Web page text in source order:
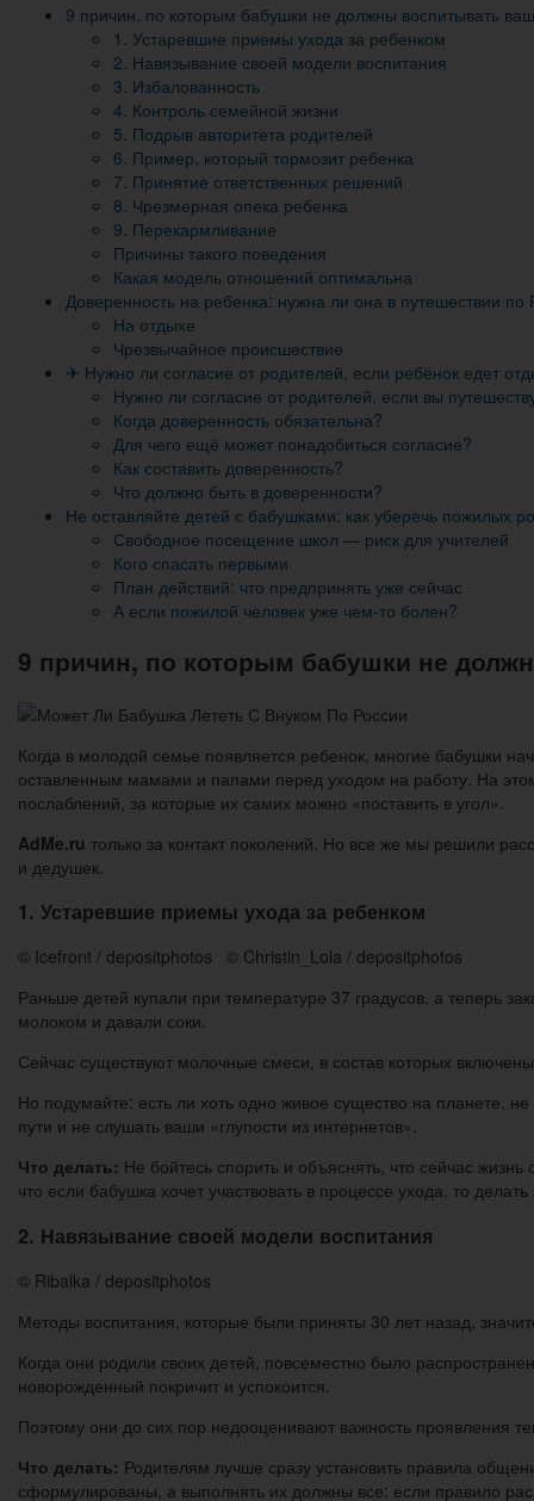
9 причин, по которым бабушки не должны воспитывать
1. Устаревшие приемы ухода за ребенком
2. Навязывание своей модели воспитания
3. Избалованность
4. Контроль семейной жизни
5. Подрыв авторитета родителей
6. Пример, который тормозит ребенка
7. Принятие ответственных решений
8. Чрезмерная опека ребенка
9. Перекармливание
Причины такого поведения
Какая модель отношений оптимальна
Доверенность на ребенка: нужна ли она в путешествии по
На отдыхе
Чрезвычайное происшествие
✈ Нужно ли согласие от родителей, если ребёнок едет
Нужно ли согласие от родителей, если вы
Когда доверенность обязательна?
Для чего ещё может понадобиться согласие?
Как составить доверенность?
Что должно быть в доверенности?
Не оставляйте детей с бабушками: как уберечь пожилых
Свободное посещение школ — риск для учителей
Кого спасать первыми
План действий: что предпринять уже сейчас
А если пожилой человек уже чем-то болен?
9 причин, по которым бабушки не
Когда в молодой семье появляется ребенок, многие бабушки
оставленным мамами и папами перед уходом на работу. На
послаблений, за которые их самих можно «поставить в угол».
AdMe.ru только за контакт поколений. Но все же мы решили
и дедушек.
1. Устаревшие приемы ухода за ребенком
© Icefront / depositphotos © Christin_Lola / depositphotos
Раньше детей купали при температуре 37 градусов, а теперь
молоком и давали соки.
Сейчас существуют молочные смеси, в состав которых
Но подумайте: есть ли хоть одно живое существо на планете,
пути и не слушать ваши «глупости из интернетов».
Что делать: Не бойтесь спорить и объяснять, что сейчас
что если бабушка хочет участвовать в процессе ухода, то
2. Навязывание своей модели воспитания
© Ribalka / depositphotos
Методы воспитания, которые были приняты 30 лет назад,
Когда они родили своих детей, повсеместно было
новорожденный покричит и успокоится.
Поэтому они до сих пор недооценивают важность проявления
Что делать: Родителям лучше сразу установить правила
сформулированы, а выполнять их должны все: если правило